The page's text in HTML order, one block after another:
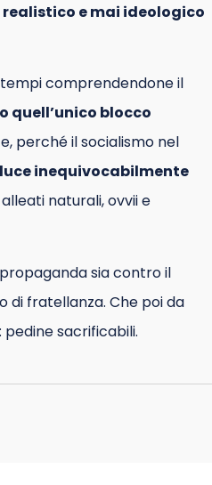
e mai ideologico
comprendendone il
quell’unico blocco
perché il socialismo nel
inequivocabilmente
naturali, ovvii e
sia contro il
di fratellanza. Che poi da
sacrificabili.